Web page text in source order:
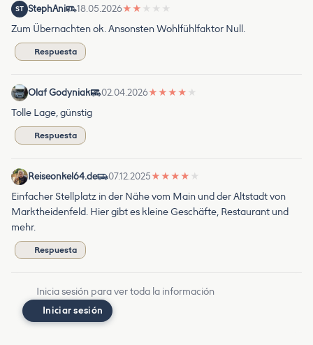
ST StephAni 18.05.2026★ ★ ★ ★ ★
Zum Übernachten ok. Ansonsten Wohlfühlfaktor Null.
Respuesta
Olaf Godyniak 02.04.2026★ ★ ★ ★ ★
Tolle Lage, günstig
Respuesta
Reiseonkel64.de 07.12.2025★ ★ ★ ★ ★
Einfacher Stellplatz in der Nähe vom Main und der Altstadt von
Marktheidenfeld. Hier gibt es kleine Geschäfte, Restaurant und
mehr.
Respuesta
Inicia sesión para ver toda la información
Iniciar sesión